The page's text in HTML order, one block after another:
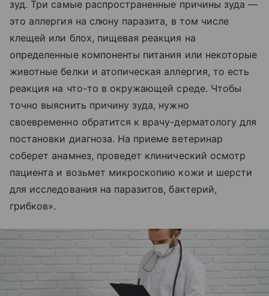
зуд. Три самые распространенные причины зуда —
это аллергия на слюну паразита, в том числе
клещей или блох, пищевая реакция на
определенные компоненты питания или некоторые
животные белки и атопическая аллергия, то есть
реакция на что-то в окружающей среде. Чтобы
точно выяснить причину зуда, нужно
своевременно обратится к врачу-дерматологу для
постановки диагноза. На приеме ветеринар
соберет анамнез, проведет клинический осмотр
пациента и возьмет микроскопию кожи и шерсти
для исследования на паразитов, бактерий,
грибков».